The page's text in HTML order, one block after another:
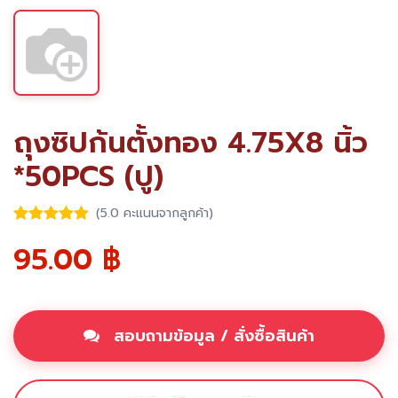
ถุงซิปก้นตั้งทอง 4.75X8 นิ้ว
*50PCS (ปู)
(5.0 คะแนนจากลูกค้า)
95.00 ฿
สอบถามข้อมูล / สั่งซื้อสินค้า